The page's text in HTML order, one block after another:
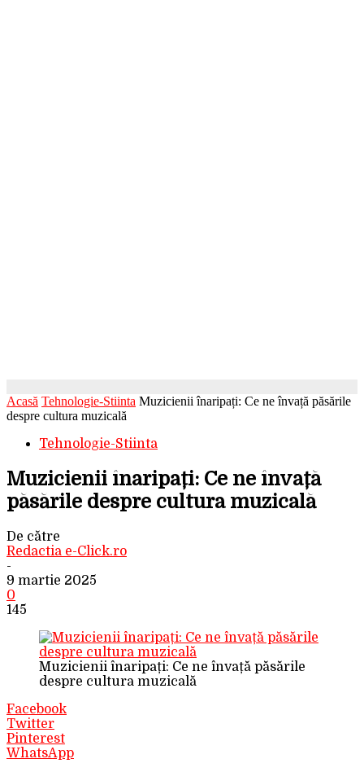
Acasă Tehnologie-Stiinta Muzicienii înaripați: Ce ne învață păsările
despre cultura muzicală
Tehnologie-Stiinta
Muzicienii înaripați: Ce ne învață
păsările despre cultura muzicală
De către
Redactia e-Click.ro
-
9 martie 2025
0
145
Muzicienii înaripați: Ce ne învață păsările
despre cultura muzicală
Facebook
Twitter
Pinterest
WhatsApp